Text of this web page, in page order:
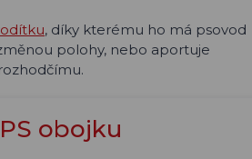
, díky kterému ho má psovod
polohy, nebo aportuje
obojku